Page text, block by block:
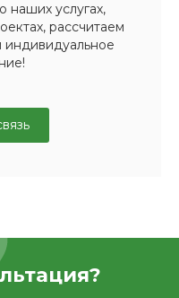
услугах,
рассчитаем
индивидуальное